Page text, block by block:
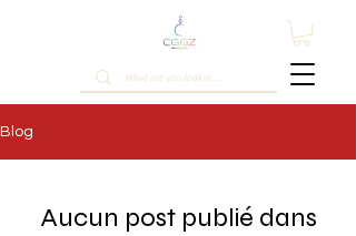
Blog
Aucun post publié dans